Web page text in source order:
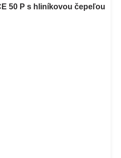
50 P s hliníkovou čepeľou